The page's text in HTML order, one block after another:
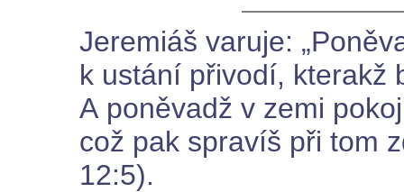
Jeremiáš varuje:
k ustání přivodí, kterakž
A poněvadž v zemi
což pak spravíš při tom
12:5).